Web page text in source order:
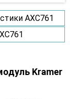
AXC761
Kramer